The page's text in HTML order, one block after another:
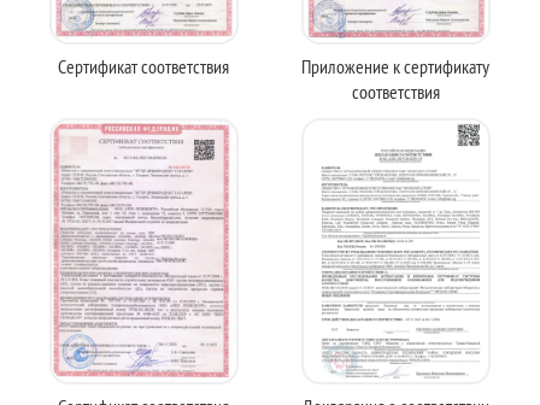
Сертификат соответствия
Приложение к сертификату
соответствия